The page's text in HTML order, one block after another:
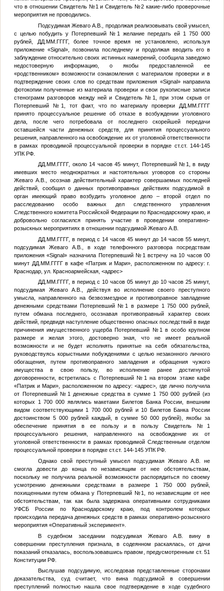
что в отношении Свидетель №1 иСвидетель №2 какие-либо проверочные
мероприятия не проводились.
Подсудимая Жеваго А.В., продолжая реализовывать свой умысел,
с целью побудить у Потерпевший №1
желание передать ей 1 750 000
рублей,
ДД.ММ.ГГГГ, более точное время не установлено, используя
приложение «Signal», позвонила последнему и продолжая вводить его в
заблуждение относительно своих истинных намерений, сообщила заведомо
недостоверную информацию, о якобы предоставленной ее
«родственником» возможности ознакомления с материалом проверки и в
подтверждение своих слов по средствам приложения «Signal» направила
фотокопии полученные из материала проверки и свои рукописные записи
стенограмм разговоров между ней и Свидетель №1
, при этом скрыв от
Потерпевший №1
, тот факт, что по материалу проверки ДД.ММ.ГГГГ
принято процессуальное решение об отказе в возбуждении уголовного
дела, после чего потребовала от последнего скорейшей передачи
оставшейся части денежных средств, для принятия процессуального
решения, направленного на освобождение их от уголовной ответственности
в рамках проводимой процессуальной проверки в порядке ст.ст. 144-145
УПК РФ.
ДД.ММ.ГГГГ, около 14 часов 45 минут, Потерпевший №1
, в виду
имевших место неоднократных и настоятельных уговоров со стороны
Жеваго А.В., осознав действительный характер совершаемых последней
действий, сообщил о данных противоправных действиях подсудимой в
орган имеющий право возбудить уголовное дело – второй отдел по
расследованию особо важных дел следственного управления
Следственного комитета Российской Федерации по Краснодарскому краю, и
добровольно согласился принять участие в проведении оперативно-
розыскных мероприятиях в отношении подсудимой Жеваго А.В.
ДД.ММ.ГГГГ, в период с 14 часов 45 минут до 14 часов 55 минут,
подсудимая Жеваго А.В., в ходе телефонного разговора посредствам
приложения «Signal» назначила Потерпевший №1 встречу на 10 часов 00
минут ДД.ММ.ГГГГв кафе «Патрик и Мари», расположенном по адресу: г.
Краснодар, ул. Красноармейская, <адрес>
ДД.ММ.ГГГГ, в период с 10 часов 05 минут до 10 часов 25 минут,
подсудимая Жеваго А.В., действуя во исполнение своего преступного
умысла, направленного на безвозмездное и противоправное завладение
денежными средствами
Потерпевший №1
в размере 1 750 000 рублей,
путем обмана последнего, осознавая противоправный характер своих
действий, предвидя наступление общественно опасных последствий в виде
причинения имущественного ущерба Потерпевший №1
в особо крупном
размере и желая этого, достоверно зная, что не имеет реальной
возможности и не будет исполнять принятые на себя обязательства,
руководствуясь корыстными побуждениями с целью незаконного личного
обогащения, путем противоправного завладения и обращения чужого
имущества в свою пользу, во исполнение ранее достигнутой
договоренности, встретилась с
Потерпевший №1
на втором этаже кафе
«Патрик и Мари», расположенном по адресу:<адрес> , где лично получила
от
Потерпевший №1
денежные средства в сумме 1 750 000 рублей (из
которых 1 700 000 являлись макетами Билетов Банка России, внешним
видом соответствующими 1 700 000 рублей и 10 Билетов Банка России
достоинством 5 000 рублей каждый, в сумме 50 000 рублей), якобы за
обеспечение принятия в ее пользу и в пользуСвидетель №1
процессуального решения, направленного на освобождение их от
уголовной ответственности в рамках проводимой Следственным отделом
процессуальной проверки в порядке ст.ст. 144-145 УПК РФ.
Однако свой преступный умысел подсудимая Жеваго А.В. не
смогла довести до конца по независящим от нее обстоятельствам,
поскольку не получила реальной возможности распорядиться по своему
усмотрению денежными средствами в размере 1 750 000 рублей,
похищенными путем обмана у Потерпевший №1
, по независящим от нее
обстоятельствам, так как была задержана оперативными сотрудниками
УФСБ России по Краснодарскому краю, под контролем которых
происходила передача денежных средств в рамках оперативно-розыскного
мероприятия «Оперативный эксперимент».
В судебном заседании подсудимая Жеваго А.В. вину в
совершении преступления признала, в содеянном раскаялась, от дачи
показаний отказалась, воспользовавшись правом, предусмотренным ст. 51
Конституции РФ.
Выслушав подсудимую, исследовав представленные сторонами
доказательства, суд считает, что вина подсудимой в совершении
преступлений полностью нашла свое подтверждение в ходе судебного